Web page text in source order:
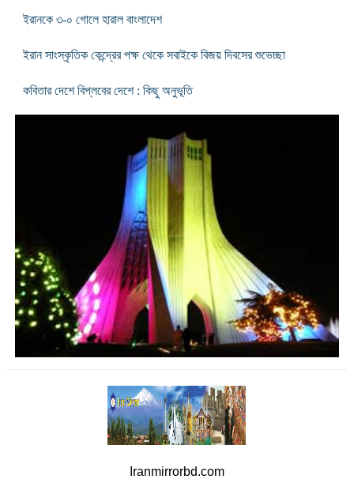
ইরানকে ৩-০ গোলে হারাল বাংলাদেশ
ইরান সাংস্কৃতিক কেন্দ্রের পক্ষ থেকে সবাইকে বিজয় দিবসের শুভেচ্ছা
কবিতার দেশে বিপ্লবের দেশে : কিছু অনুভূতি
Iranmirrorbd.com